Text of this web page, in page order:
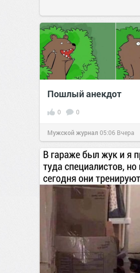
Пошлый анекдот
0 0
Мужской журнал 05:06 Вчера